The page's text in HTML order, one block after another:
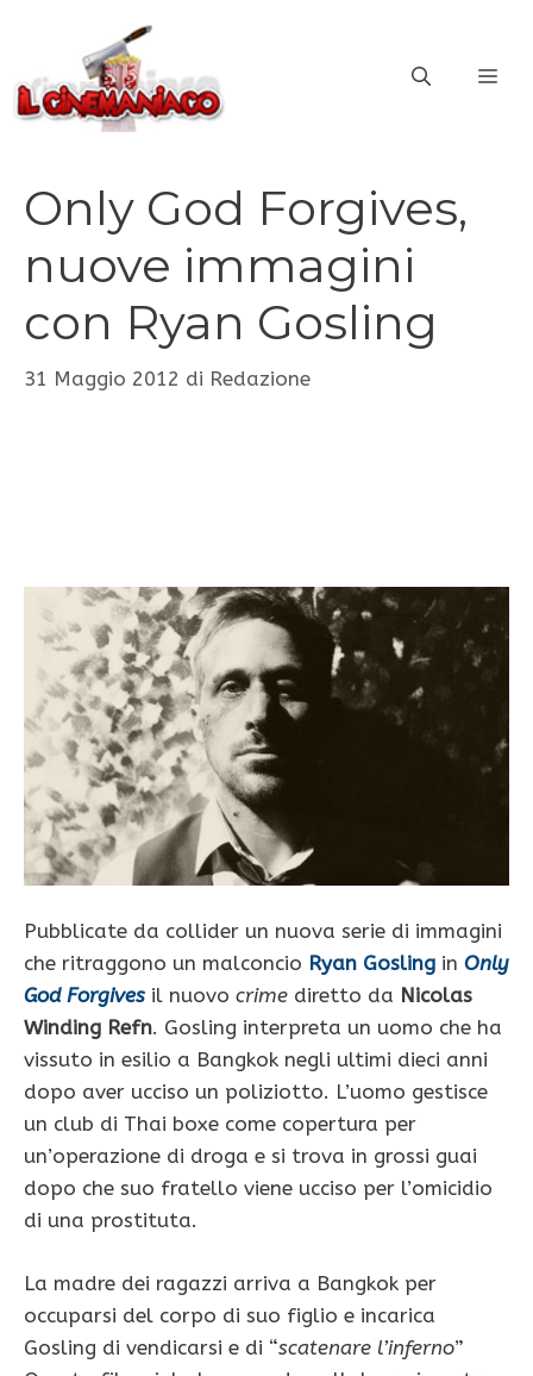
contenuto
Only God Forgives,
nuove immagini
con Ryan Gosling
31 Maggio 2012 di Redazione
Pubblicate da collider un nuova serie di immagini
che ritraggono un malconcio Ryan Gosling in Only
God Forgives il nuovo crime diretto da Nicolas
Winding Refn. Gosling interpreta un uomo che ha
vissuto in esilio a Bangkok negli ultimi dieci anni
dopo aver ucciso un poliziotto. L’uomo gestisce
un club di Thai boxe come copertura per
un’operazione di droga e si trova in grossi guai
dopo che suo fratello viene ucciso per l’omicidio
di una prostituta.
La madre dei ragazzi arriva a Bangkok per
occuparsi del corpo di suo figlio e incarica
Gosling di vendicarsi e di “scatenare l’inferno”